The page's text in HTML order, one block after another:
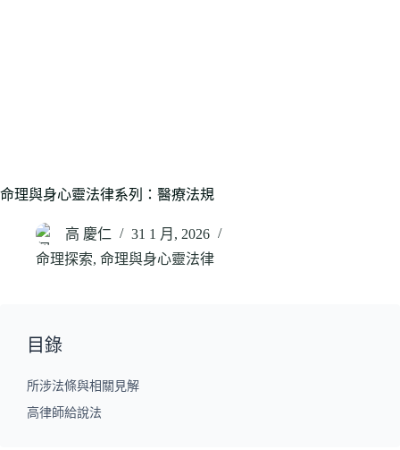
命理與身心靈法律系列：醫療法規
高 慶仁
31 1 月, 2026
命理探索, 命理與身心靈法律
目錄
所涉法條與相關見解
高律師給說法